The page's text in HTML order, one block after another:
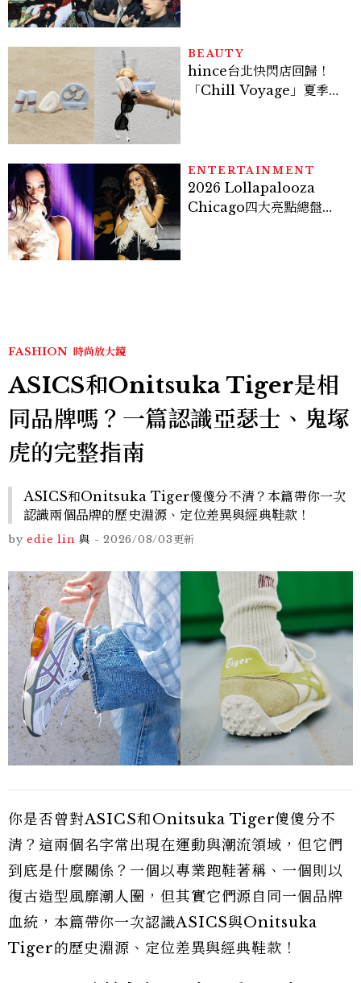
BEAUTY
hince台北快閃店回歸！
「Chill Voyage」夏季限
ENTERTAINMENT
2026 Lollapalooza
Chicago四大亮點總盤
FASHION 時尚放大鏡
ASICS和Onitsuka Tiger是相
同品牌嗎？一篇認識亞瑟士、鬼塚
虎的完整指南
ASICS和Onitsuka Tiger傻傻分不清？本篇帶你一次
認識兩個品牌的歷史淵源、定位差異與經典鞋款！
by edie lin 與 - 2026/08/03更新
你是否曾對ASICS和Onitsuka Tiger傻傻分不
清？這兩個名字常出現在運動與潮流領域，但它們
到底是什麼關係？一個以專業跑鞋著稱、一個則以
復古造型風靡潮人圈，但其實它們源自同一個品牌
血統，本篇帶你一次認識ASICS與Onitsuka
Tiger的歷史淵源、定位差異與經典鞋款！